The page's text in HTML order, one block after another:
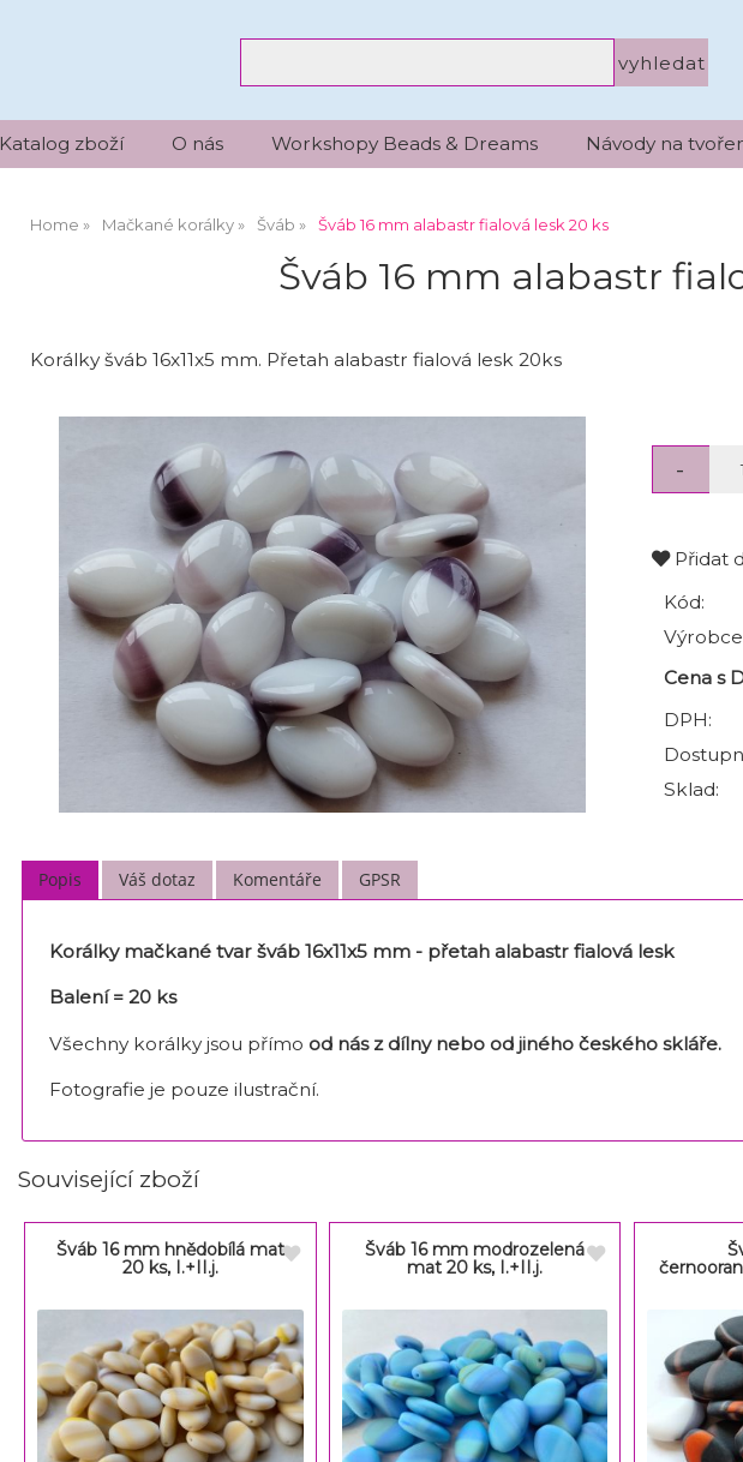
Katalog zboží O nás Workshopy Beads & Dreams Návody na
Home Mačkané korálky Šváb Šváb 16 mm alabastr fialová lesk 20 ks
Šváb 16 mm alabastr
Korálky šváb 16x11x5 mm. Přetah alabastr fialová lesk 20ks
Přidat
Kód:
Cena s
DPH:
Sklad:
Popis Váš dotaz Komentáře GPSR
Korálky mačkané tvar šváb 16x11x5 mm - přetah alabastr fialová lesk
Balení = 20 ks
Všechny korálky jsou přímo od nás z dílny nebo od jiného českého skláře.
Fotografie je pouze ilustrační.
Související zboží
Šváb 16 mm hnědobílá mat
20 ks, I.+II.j.
Šváb 16 mm modrozelená
mat 20 ks, I.+II.j.